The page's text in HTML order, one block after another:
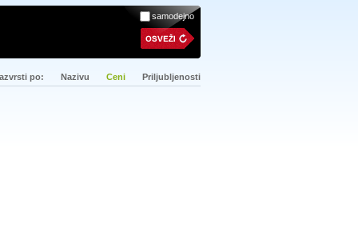
samodejno
po: Nazivu Ceni Priljubljenosti